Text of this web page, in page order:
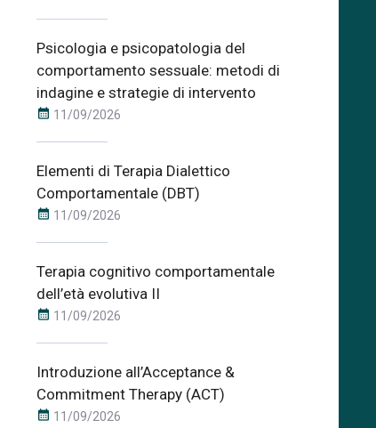
Psicologia e psicopatologia del
comportamento sessuale: metodi di
indagine e strategie di intervento
calendar_month 11/09/2026
Elementi di Terapia Dialettico
Comportamentale (DBT)
calendar_month 11/09/2026
Terapia cognitivo comportamentale
dell’età evolutiva II
calendar_month 11/09/2026
Introduzione all’Acceptance &
Commitment Therapy (ACT)
calendar_month 11/09/2026